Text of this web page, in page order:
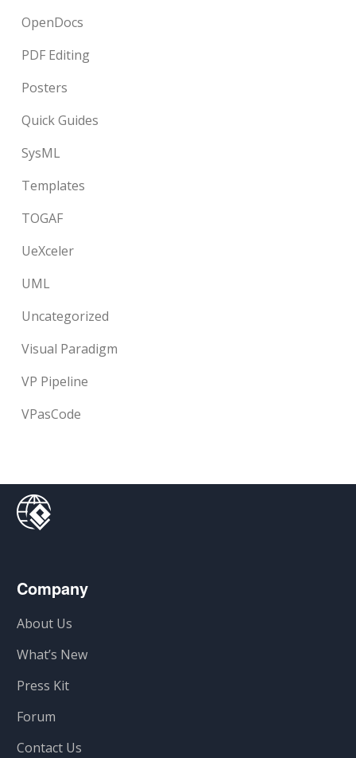
OpenDocs
PDF Editing
Posters
Quick Guides
SysML
Templates
TOGAF
UeXceler
UML
Uncategorized
Visual Paradigm
VP Pipeline
VPasCode
Company
About Us
What’s New
Press Kit
Forum
Contact Us